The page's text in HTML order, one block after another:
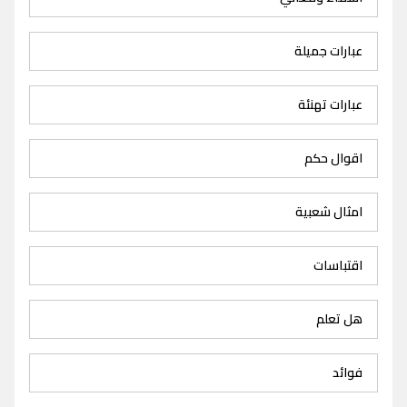
عبارات جميلة
عبارات تهنئة
اقوال حكم
امثال شعبية
اقتباسات
هل تعلم
فوائد